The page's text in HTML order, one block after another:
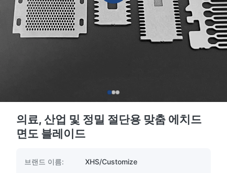
의료, 산업 및 정밀 절단용 맞춤 에치드
면도 블레이드
브랜드 이름:
XHS/Customize